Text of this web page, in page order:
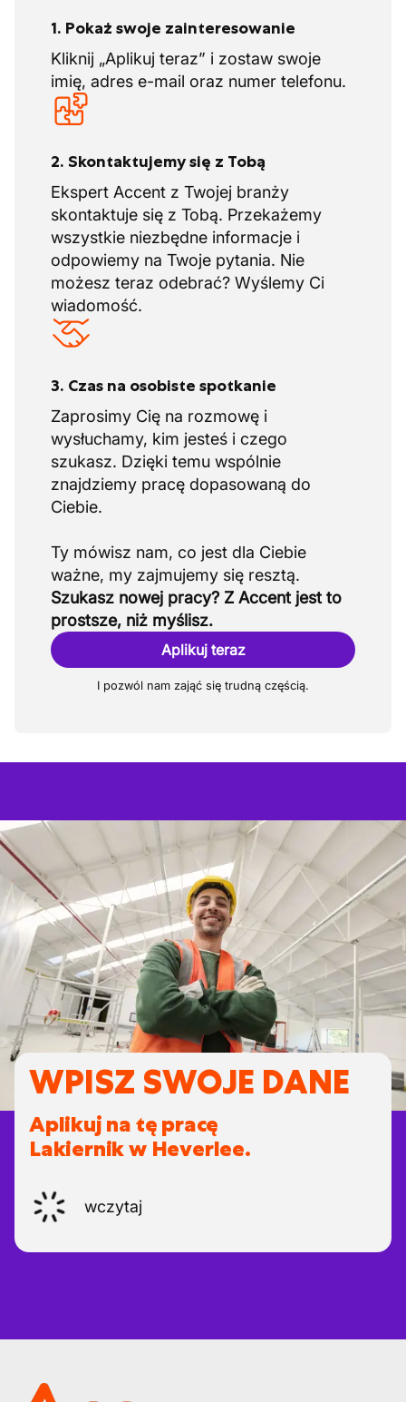
1. Pokaż swoje zainteresowanie
Kliknij „Aplikuj teraz” i zostaw swoje
imię, adres e-mail oraz numer telefonu.
2. Skontaktujemy się z Tobą
Ekspert Accent z Twojej branży
skontaktuje się z Tobą. Przekażemy
wszystkie niezbędne informacje i
odpowiemy na Twoje pytania. Nie
możesz teraz odebrać? Wyślemy Ci
wiadomość.
3. Czas na osobiste spotkanie
Zaprosimy Cię na rozmowę i
wysłuchamy, kim jesteś i czego
szukasz. Dzięki temu wspólnie
znajdziemy pracę dopasowaną do
Ciebie.
Ty mówisz nam, co jest dla Ciebie
Szukasz nowej pracy? Z Accent jest to
prostsze, niż myślisz.
Aplikuj teraz
I pozwól nam zająć się trudną częścią.
WPISZ SWOJE DANE
Aplikuj na tę pracę
Lakiernik w Heverlee.
wczytaj